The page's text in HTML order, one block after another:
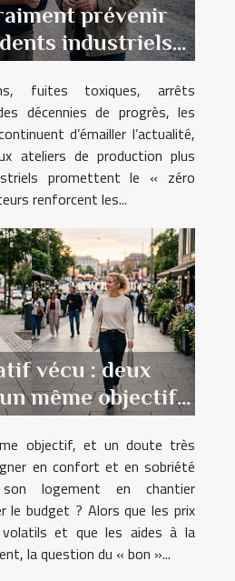
prévenir
industriels ?
d’experts
fuites toxiques, arrêts
décennies de progrès, les
d’émailler l’actualité,
ateliers de production plus
promettent le « zéro
renforcent les...
vécu : deux
même objectif,
tient la route ?
objectif, et un doute très
en confort et en sobriété
logement en chantier
le budget ? Alors que les prix
volatils et que les aides à la
la question du « bon »...